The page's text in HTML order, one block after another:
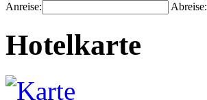
Anreise: Abreise:
Hotelkarte